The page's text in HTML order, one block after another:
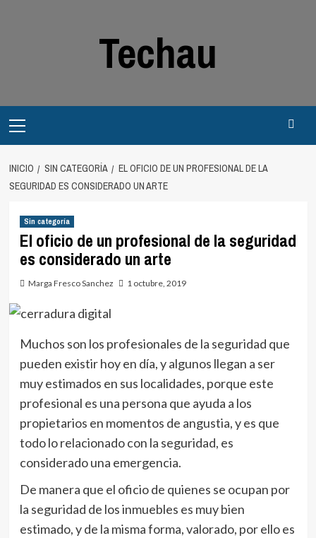
Techau
principal
INICIO SIN CATEGORÍA
EL OFICIO DE UN PROFESIONAL DE LA
SEGURIDAD ES CONSIDERADO UN ARTE
Sin categoría
El oficio de un profesional de la seguridad
es considerado un arte
Marga Fresco Sanchez 1 octubre, 2019
Muchos son los profesionales de la seguridad que
pueden existir hoy en día, y algunos llegan a ser
muy estimados en sus localidades, porque este
profesional es una persona que ayuda a los
propietarios en momentos de angustia, y es que
todo lo relacionado con la seguridad, es
considerado una emergencia.
De manera que el oficio de quienes se ocupan por
la seguridad de los inmuebles es muy bien
estimado, y de la misma forma, valorado, por ello es